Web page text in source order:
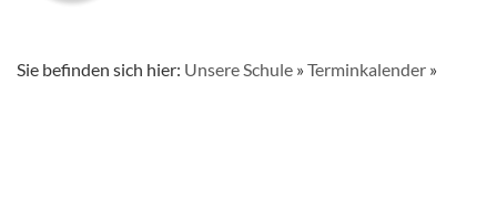
Sie befinden sich hier: Unsere Schule »Terminkalender »